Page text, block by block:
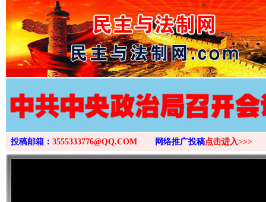
>
投稿邮箱： 3555333776@QQ.COM 网络推广投稿点击进入>>>